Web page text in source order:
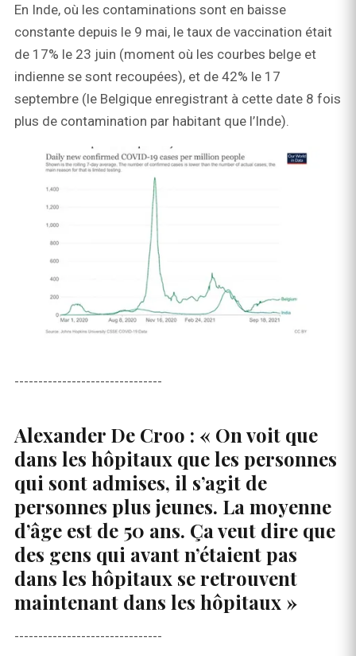
En Inde, où les contaminations sont en baisse
constante depuis le 9 mai, le taux de vaccination était
de 17% le 23 juin (moment où les courbes belge et
indienne se sont recoupées), et de 42% le 17
septembre (le Belgique enregistrant à cette date 8 fois
plus de contamination par habitant que l’Inde).
-------------------------------
Alexander De Croo : « On voit que
dans les hôpitaux que les personnes
qui sont admises, il s’agit de
personnes plus jeunes. La moyenne
d’âge est de 50 ans. Ça veut dire que
des gens qui avant n’étaient pas
dans les hôpitaux se retrouvent
maintenant dans les hôpitaux »
-------------------------------